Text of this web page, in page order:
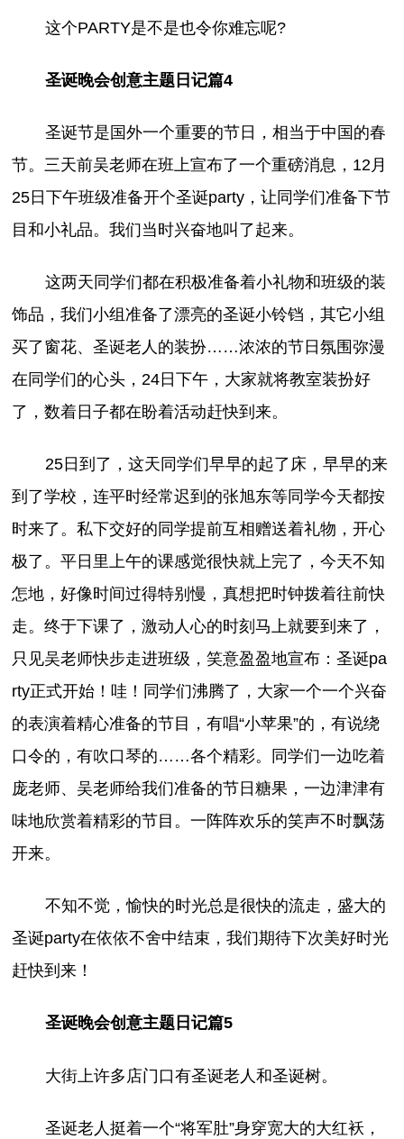
这个PARTY是不是也令你难忘呢?
圣诞晚会创意主题日记篇4
圣诞节是国外一个重要的节日，相当于中国的春
节。三天前吴老师在班上宣布了一个重磅消息，12月
25日下午班级准备开个圣诞party，让同学们准备下节
目和小礼品。我们当时兴奋地叫了起来。
这两天同学们都在积极准备着小礼物和班级的装
饰品，我们小组准备了漂亮的圣诞小铃铛，其它小组
买了窗花、圣诞老人的装扮……浓浓的节日氛围弥漫
在同学们的心头，24日下午，大家就将教室装扮好
了，数着日子都在盼着活动赶快到来。
25日到了，这天同学们早早的起了床，早早的来
到了学校，连平时经常迟到的张旭东等同学今天都按
时来了。私下交好的同学提前互相赠送着礼物，开心
极了。平日里上午的课感觉很快就上完了，今天不知
怎地，好像时间过得特别慢，真想把时钟拨着往前快
走。终于下课了，激动人心的时刻马上就要到来了，
只见吴老师快步走进班级，笑意盈盈地宣布：圣诞pa
rty正式开始！哇！同学们沸腾了，大家一个一个兴奋
的表演着精心准备的节目，有唱“小苹果”的，有说绕
口令的，有吹口琴的……各个精彩。同学们一边吃着
庞老师、吴老师给我们准备的节日糖果，一边津津有
味地欣赏着精彩的节目。一阵阵欢乐的笑声不时飘荡
开来。
不知不觉，愉快的时光总是很快的流走，盛大的
圣诞party在依依不舍中结束，我们期待下次美好时光
赶快到来！
圣诞晚会创意主题日记篇5
大街上许多店门口有圣诞老人和圣诞树。
圣诞老人挺着一个“将军肚”身穿宽大的大红袄，